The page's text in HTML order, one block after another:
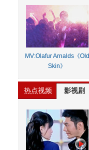
MV:Olafur Arnalds《Old
Skin》
热点视频 影视剧